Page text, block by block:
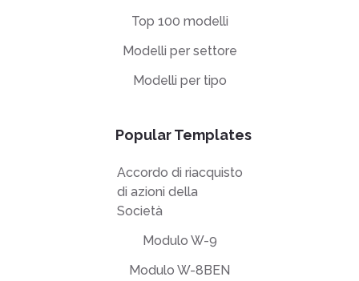
Top 100 modelli
Modelli per settore
Modelli per tipo
Popular Templates
Accordo di riacquisto
di azioni della
Società
Modulo W-9
Modulo W-8BEN